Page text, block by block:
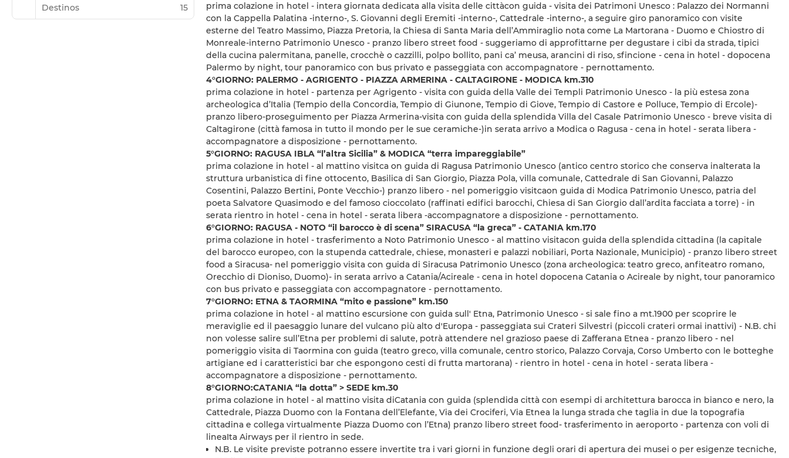
Destinos 15
prima colazione in hotel - intera giornata dedicata alla visita delle cittàcon guida - visita dei Patrimoni Unesco : Palazzo dei Normanni
con la Cappella Palatina -interno-, S. Giovanni degli Eremiti -interno-, Cattedrale -interno-, a seguire giro panoramico con visite
esterne del Teatro Massimo, Piazza Pretoria, la Chiesa di Santa Maria dell’Ammiraglio nota come La Martorana - Duomo e Chiostro di
Monreale-interno Patrimonio Unesco - pranzo libero street food - suggeriamo di approfittarne per degustare i cibi da strada, tipici
della cucina palermitana, panelle, crocchè o cazzilli, polpo bollito, pani ca’ meusa, arancini di riso, sfincione - cena in hotel - dopocena
Palermo by night, tour panoramico con bus privato e passeggiata con accompagnatore - pernottamento.
4°GIORNO: PALERMO - AGRIGENTO - PIAZZA ARMERINA - CALTAGIRONE - MODICA km.310
prima colazione in hotel - partenza per Agrigento - visita con guida della Valle dei Templi Patrimonio Unesco - la più estesa zona
archeologica d’Italia (Tempio della Concordia, Tempio di Giunone, Tempio di Giove, Tempio di Castore e Polluce, Tempio di Ercole)-
pranzo libero-proseguimento per Piazza Armerina-visita con guida della splendida Villa del Casale Patrimonio Unesco - breve visita di
Caltagirone (città famosa in tutto il mondo per le sue ceramiche-)in serata arrivo a Modica o Ragusa - cena in hotel - serata libera -
accompagnatore a disposizione - pernottamento.
5°GIORNO: RAGUSA IBLA “l’altra Sicilia” & MODICA “terra impareggiabile”
prima colazione in hotel - al mattino visitca on guida di Ragusa Patrimonio Unesco (antico centro storico che conserva inalterata la
struttura urbanistica di fine ottocento, Basilica di San Giorgio, Piazza Pola, villa comunale, Cattedrale di San Giovanni, Palazzo
Cosentini, Palazzo Bertini, Ponte Vecchio-) pranzo libero - nel pomeriggio visitcaon guida di Modica Patrimonio Unesco, patria del
poeta Salvatore Quasimodo e del famoso cioccolato (raffinati edifici barocchi, Chiesa di San Giorgio dall’ardita facciata a torre) - in
serata rientro in hotel - cena in hotel - serata libera -accompagnatore a disposizione - pernottamento.
6°GIORNO: RAGUSA - NOTO “il barocco è di scena” SIRACUSA “la greca” - CATANIA km.170
prima colazione in hotel - trasferimento a Noto Patrimonio Unesco - al mattino visitacon guida della splendida cittadina (la capitale
del barocco europeo, con la stupenda cattedrale, chiese, monasteri e palazzi nobiliari, Porta Nazionale, Municipio) - pranzo libero street
food a Siracusa- nel pomeriggio visita con guida di Siracusa Patrimonio Unesco (zona archeologica: teatro greco, anfiteatro romano,
Orecchio di Dioniso, Duomo)- in serata arrivo a Catania/Acireale - cena in hotel dopocena Catania o Acireale by night, tour panoramico
con bus privato e passeggiata con accompagnatore - pernottamento.
7°GIORNO: ETNA & TAORMINA “mito e passione” km.150
prima colazione in hotel - al mattino escursione con guida sull' Etna, Patrimonio Unesco - si sale fino a mt.1900 per scoprire le
meraviglie ed il paesaggio lunare del vulcano più alto d'Europa - passeggiata sui Crateri Silvestri (piccoli crateri ormai inattivi) - N.B. chi
non volesse salire sull’Etna per problemi di salute, potrà attendere nel grazioso paese di Zafferana Etnea - pranzo libero - nel
pomeriggio visita di Taormina con guida (teatro greco, villa comunale, centro storico, Palazzo Corvaja, Corso Umberto con le botteghe
artigiane ed i caratteristici bar che espongono cesti di frutta martorana) - rientro in hotel - cena in hotel - serata libera -
accompagnatore a disposizione - pernottamento.
8°GIORNO:CATANIA “la dotta” > SEDE km.30
prima colazione in hotel - al mattino visita diCatania con guida (splendida città con esempi di architettura barocca in bianco e nero, la
Cattedrale, Piazza Duomo con la Fontana dell’Elefante, Via dei Crociferi, Via Etnea la lunga strada che taglia in due la topografia
cittadina e collega virtualmente Piazza Duomo con l’Etna) pranzo libero street food- trasferimento in aeroporto - partenza con voli di
lineaIta Airways per il rientro in sede.
N.B. Le visite previste potranno essere invertite tra i vari giorni in funzione degli orari di apertura dei musei o per esigenze tecniche,